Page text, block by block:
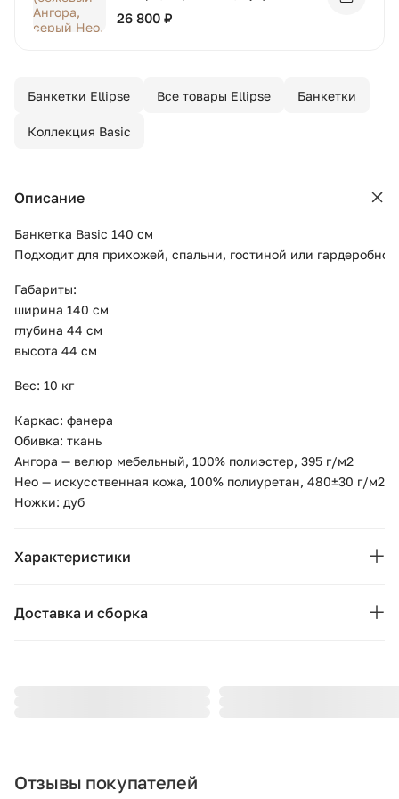
26 800 ₽
Банкетки Ellipse Все товары Ellipse Банкетки
Коллекция Basic
Описание
Банкетка Basic 140 см
Подходит для прихожей, спальни, гостиной или
Габариты:
ширина 140 см
глубина 44 см
высота 44 см
Вес: 10 кг
Каркас: фанера
Обивка: ткань
Ангора — велюр мебельный, 100% полиэстер, 395 г/м2
Нео — искусственная кожа, 100% полиуретан, 480±30 г/м2
Ножки: дуб
Характеристики
Высота (см):
Доставка и сборка
доставке за МКАД начисляется 80 ₽ за каждый километр.
Отзывы покупателей